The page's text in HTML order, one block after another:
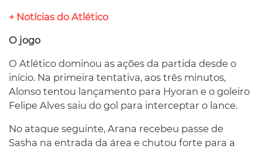
+ Notícias do Atlético
O jogo
O Atlético dominou as ações da partida desde o
início. Na primeira tentativa, aos três minutos,
Alonso tentou lançamento para Hyoran e o goleiro
Felipe Alves saiu do gol para interceptar o lance.
No ataque seguinte, Arana recebeu passe de
Sasha na entrada da área e chutou forte para a